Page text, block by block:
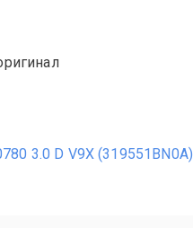
3.0 D V9X (319551BN0A)